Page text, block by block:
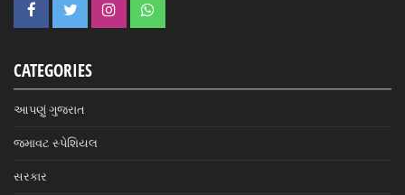
CATEGORIES
આપણું ગુજરાત
જમાવટ સ્પેશિયલ
સરકાર